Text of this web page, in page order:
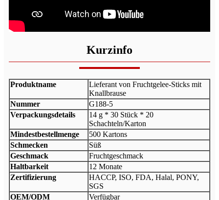
Kurzinfo
Produktname
Lieferant von Fruchtgelee-Sticks mit
Knallbrause
Nummer
G188-5
Verpackungsdetails
14 g * 30 Stück * 20
Schachteln/Karton
Mindestbestellmenge
500 Kartons
Schmecken
Süß
Geschmack
Fruchtgeschmack
Haltbarkeit
12 Monate
Zertifizierung
HACCP, ISO, FDA, Halal, PONY,
SGS
OEM/ODM
Verfügbar